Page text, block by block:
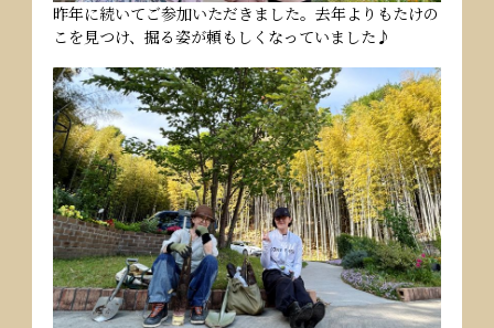
昨年に続いてご参加いただきました。去年よりもたけの
こを見つけ、掘る姿が頼もしくなっていました♪